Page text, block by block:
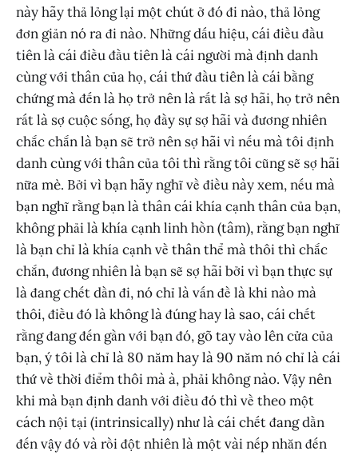
này hãy thả lỏng lại một chút ở đó đi nào, thả lỏng
đơn giản nó ra đi nào. Những dấu hiệu, cái điều đầu
tiên là cái điều đầu tiên là cái người mà định danh
cùng với thân của họ, cái thứ đầu tiên là cái bằng
chứng mà đến là họ trở nên là rất là sợ hãi, họ trở nên
rất là sợ cuộc sống, họ đầy sự sợ hãi và đương nhiên
chắc chắn là bạn sẽ trở nên sợ hãi vì nếu mà tôi định
danh cùng với thân của tôi thì rằng tôi cũng sẽ sợ hãi
nữa mè. Bởi vì bạn hãy nghĩ về điều này xem, nếu mà
bạn nghĩ rằng bạn là thân cái khía cạnh thân của bạn,
không phải là khía cạnh linh hồn (tâm), rằng bạn nghĩ
là bạn chỉ là khía cạnh về thân thể mà thôi thì chắc
chắn, đương nhiên là bạn sẽ sợ hãi bởi vì bạn thực sự
là đang chết dần đi, nó chỉ là vấn đề là khi nào mà
thôi, điều đó là không là đúng hay là sao, cái chết
rằng đang đến gần với bạn đó, gõ tay vào lên cửa của
bạn, ý tôi là chỉ là 80 năm hay là 90 năm nó chỉ là cái
thứ về thời điểm thôi mà à, phải không nào. Vậy nên
khi mà bạn định danh với điều đó thì về theo một
cách nội tại (intrinsically) như là cái chết đang dần
đến vậy đó và rồi đột nhiên là một vài nếp nhăn đến